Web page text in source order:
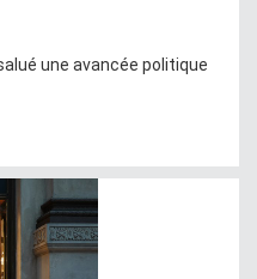
une avancée politique